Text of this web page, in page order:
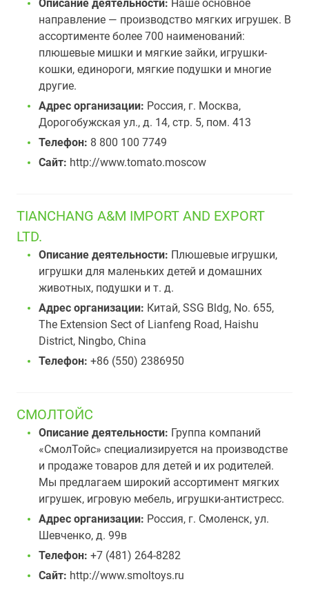
Описание деятельности: Наше основное
направление — производство мягких игрушек. В
ассортименте более 700 наименований:
плюшевые мишки и мягкие зайки, игрушки-
кошки, единороги, мягкие подушки и многие
другие.
Адрес организации: Россия, г. Москва,
Дорогобужская ул., д. 14, стр. 5, пом. 413
Телефон: 8 800 100 7749
Сайт: http://www.tomato.moscow
TIANCHANG A&M IMPORT AND EXPORT
LTD.
Описание деятельности: Плюшевые игрушки,
игрушки для маленьких детей и домашних
животных, подушки и т. д.
Адрес организации: Китай, SSG Bldg, No. 655,
The Extension Sect of Lianfeng Road, Haishu
District, Ningbo, China
Телефон: +86 (550) 2386950
СМОЛТОЙС
Описание деятельности: Группа компаний
«СмолТойс» специализируется на производстве
и продаже товаров для детей и их родителей.
Мы предлагаем широкий ассортимент мягких
игрушек, игровую мебель, игрушки-антистресс.
Адрес организации: Россия, г. Смоленск, ул.
Шевченко, д. 99в
Телефон: +7 (481) 264-8282
Сайт: http://www.smoltoys.ru